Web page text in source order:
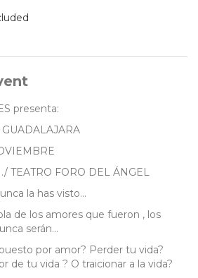
presenta:
TEATRO FORO DEL ÁNGEL
la has visto...
de los amores que fueron , los
serán...
por amor? Perder tu vida?
de tu vida ? O traicionar a la vida?